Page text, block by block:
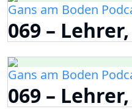
Gans am Boden
069 –
Gans am Boden
069 –